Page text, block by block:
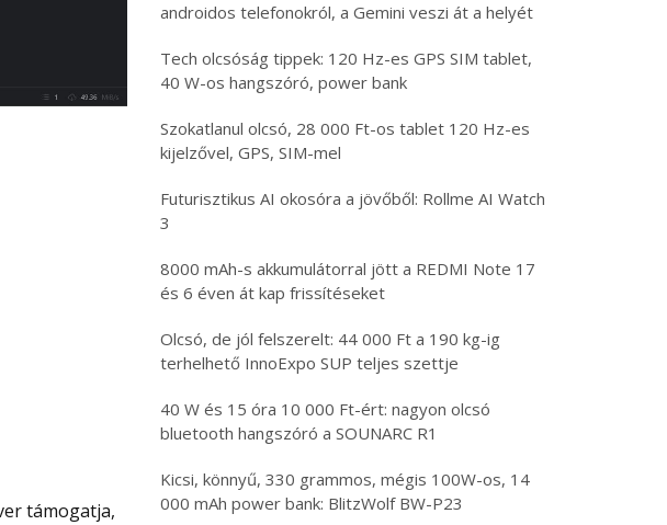
androidos telefonokról, a Gemini veszi át a helyét
Tech olcsóság tippek: 120 Hz-es GPS SIM tablet,
40 W-os hangszóró, power bank
Szokatlanul olcsó, 28 000 Ft-os tablet 120 Hz-es
kijelzővel, GPS, SIM-mel
Futurisztikus AI okosóra a jövőből: Rollme AI Watch
3
8000 mAh-s akkumulátorral jött a REDMI Note 17
és 6 éven át kap frissítéseket
Olcsó, de jól felszerelt: 44 000 Ft a 190 kg-ig
terhelhető InnoExpo SUP teljes szettje
40 W és 15 óra 10 000 Ft-ért: nagyon olcsó
bluetooth hangszóró a SOUNARC R1
Kicsi, könnyű, 330 grammos, mégis 100W-os, 14
000 mAh power bank: BlitzWolf BW-P23